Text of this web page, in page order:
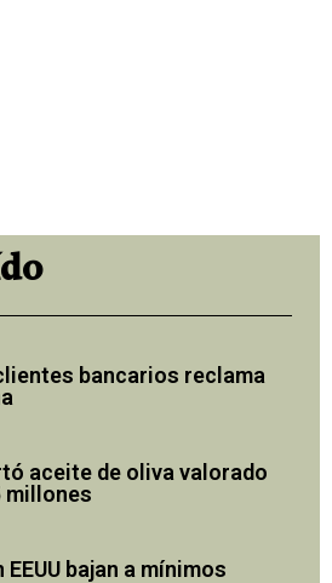
bancarios reclama
aceite de oliva valorado
millones
bajan a mínimos